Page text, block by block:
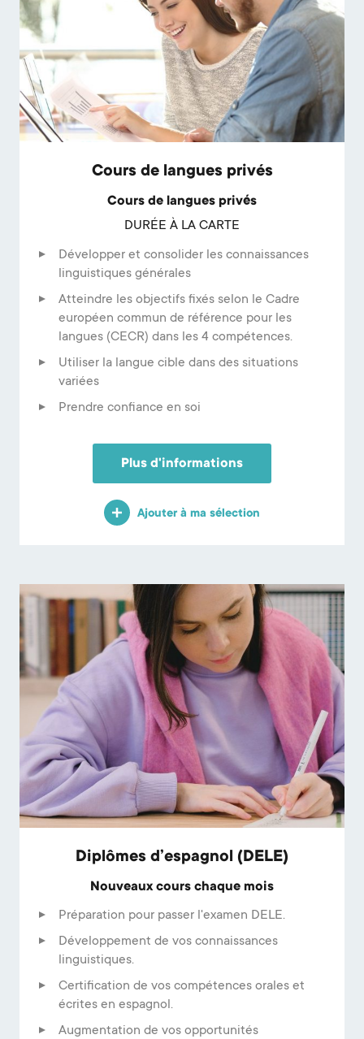
Cours de langues privés
Cours de langues privés
DURÉE À LA CARTE
Développer et consolider les connaissances
linguistiques générales
Atteindre les objectifs fixés selon le Cadre
européen commun de référence pour les
langues (CECR) dans les 4 compétences.
Utiliser la langue cible dans des situations
variées
Prendre confiance en soi
Plus d'informations
Ajouter à ma sélection
Diplômes d’espagnol (DELE)
Nouveaux cours chaque mois
Préparation pour passer l'examen DELE.
Développement de vos connaissances
linguistiques.
Certification de vos compétences orales et
écrites en espagnol.
Augmentation de vos opportunités